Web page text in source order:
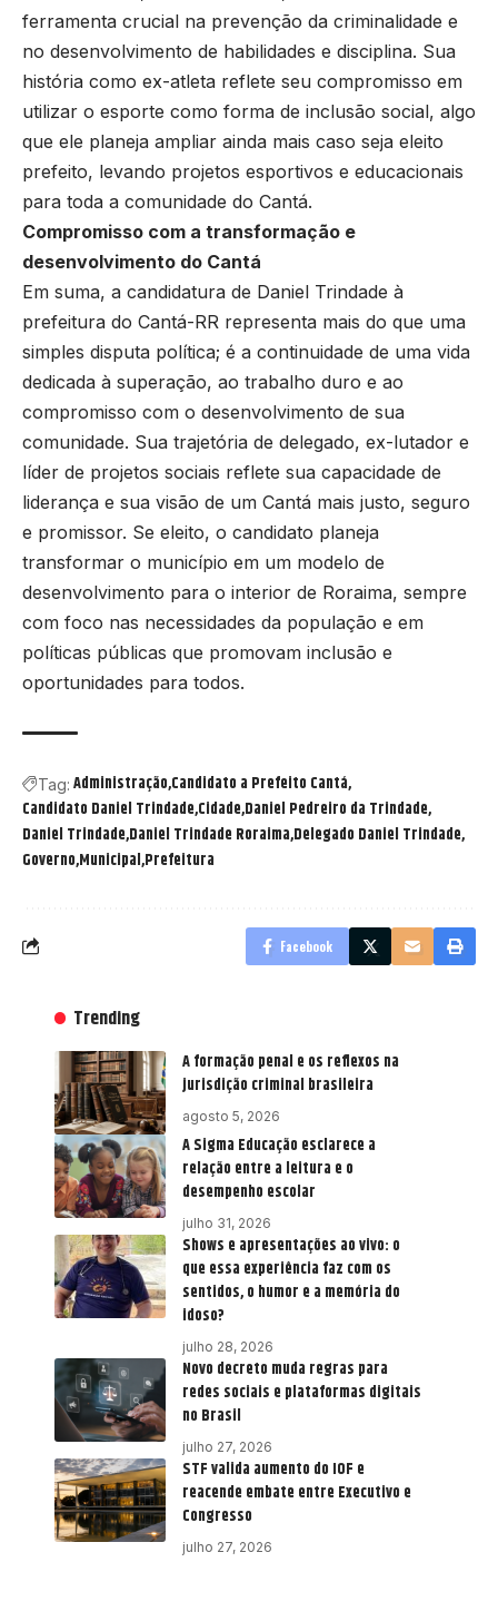
ferramenta crucial na prevenção da criminalidade e
no desenvolvimento de habilidades e disciplina. Sua
história como ex-atleta reflete seu compromisso em
utilizar o esporte como forma de inclusão social, algo
que ele planeja ampliar ainda mais caso seja eleito
prefeito, levando projetos esportivos e educacionais
para toda a comunidade do Cantá.
Compromisso com a transformação e
desenvolvimento do Cantá
Em suma, a candidatura de Daniel Trindade à
prefeitura do Cantá-RR representa mais do que uma
simples disputa política; é a continuidade de uma vida
dedicada à superação, ao trabalho duro e ao
compromisso com o desenvolvimento de sua
comunidade. Sua trajetória de delegado, ex-lutador e
líder de projetos sociais reflete sua capacidade de
liderança e sua visão de um Cantá mais justo, seguro
e promissor. Se eleito, o candidato planeja
transformar o município em um modelo de
desenvolvimento para o interior de Roraima, sempre
com foco nas necessidades da população e em
políticas públicas que promovam inclusão e
oportunidades para todos.
Tag: Administração Candidato a Prefeito Cantá
Candidato Daniel Trindade Cidade Daniel Pedreiro da Trindade
Daniel Trindade Daniel Trindade Roraima Delegado Daniel Trindade
Governo Municipal Prefeitura
Facebook
Trending
A formação penal e os reflexos na
jurisdição criminal brasileira
agosto 5, 2026
A Sigma Educação esclarece a
relação entre a leitura e o
desempenho escolar
julho 31, 2026
Shows e apresentações ao vivo: o
que essa experiência faz com os
sentidos, o humor e a memória do
idoso?
julho 28, 2026
Novo decreto muda regras para
redes sociais e plataformas digitais
no Brasil
julho 27, 2026
STF valida aumento do IOF e
reacende embate entre Executivo e
Congresso
julho 27, 2026